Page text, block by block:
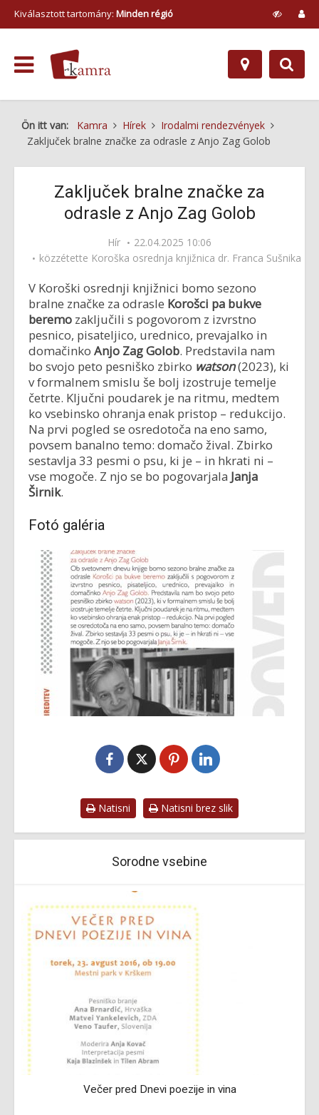
Kiválasztott tartomány: Minden régió
Ön itt van: Kamra Hírek
Irodalmi rendezvények
Zaključek bralne značke za odrasle z Anjo Zag Golob
Zaključek bralne značke za
odrasle z Anjo Zag Golob
Hír
22.04.2025 10:06
közzétette Koroška osrednja knjižnica dr. Franca Sušnika
V Koroški osrednji knjižnici bomo sezono
bralne značke za odrasle Korošci pa bukve
beremo zaključili s pogovorom z izvrstno
pesnico, pisateljico, urednico, prevajalko in
domačinko Anjo Zag Golob. Predstavila nam
bo svojo peto pesniško zbirko watson(2023), ki
v formalnem smislu še bolj izostruje temelje
četrte. Ključni poudarek je na ritmu, medtem
ko vsebinsko ohranja enak pristop – redukcijo.
Na prvi pogled se osredotoča na eno samo,
povsem banalno temo: domačo žival. Zbirko
sestavlja 33 pesmi o psu, ki je – in hkrati ni –
vse mogoče. Z njo se bo pogovarjala Janja
Širnik.
Fotó galéria
Natisni Natisni brez slik
Sorodne vsebine
Večer pred Dnevi poezije in vina